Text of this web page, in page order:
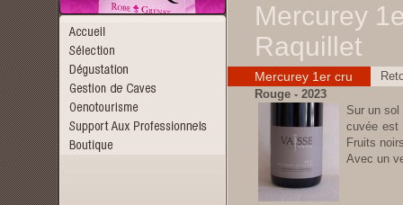
Mercurey
Raquillet
Mercurey 1er cru
Rouge - 2023
Sur un
cuvée
Fruits
Avec un